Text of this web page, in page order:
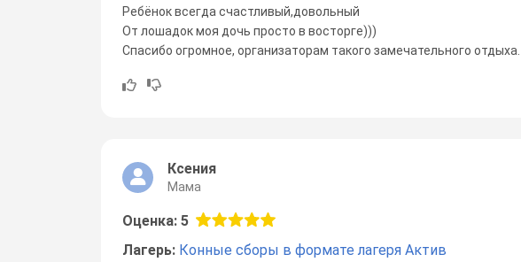
Ребёнок всегда счастливый,довольный
От лошадок моя дочь просто в восторге)))
Спасибо огромное, организаторам такого замечательного отдыха.
Ксения
Мама
Оценка: 5
Лагерь: Конные сборы в формате лагеря Актив